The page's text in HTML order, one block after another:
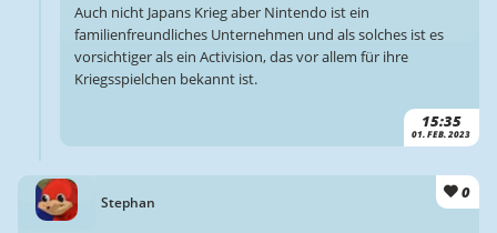
15:35
01. FEB. 2023
Auch nicht Japans Krieg aber Nintendo ist ein
familienfreundliches Unternehmen und als solches ist es
vorsichtiger als ein Activision, das vor allem für ihre
Kriegsspielchen bekannt ist.
Stephan
0